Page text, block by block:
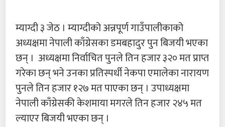
म्याग्दी ३ जेठ । म्याग्दीको अन्नपूर्ण गाउँपालीकाको
अध्यक्षमा नेपाली काँग्रेसका डमबहादुर पुन बिजयी भएका
छन् । अध्यक्षमा निर्वाचित पुनले तिन हजार ३२० मत प्राप्त
गरेका छन् भने उनका प्रतिस्पर्धी नेकपा एमालेका नारायण
पुनले तिन हजार १२७ मत पाएका छन् । उपाध्यक्षमा
नेपाली काँग्रेसकी केशमाया मगरले तिन हजार २४५ मत
ल्याएर बिजयी भएका छन् ।